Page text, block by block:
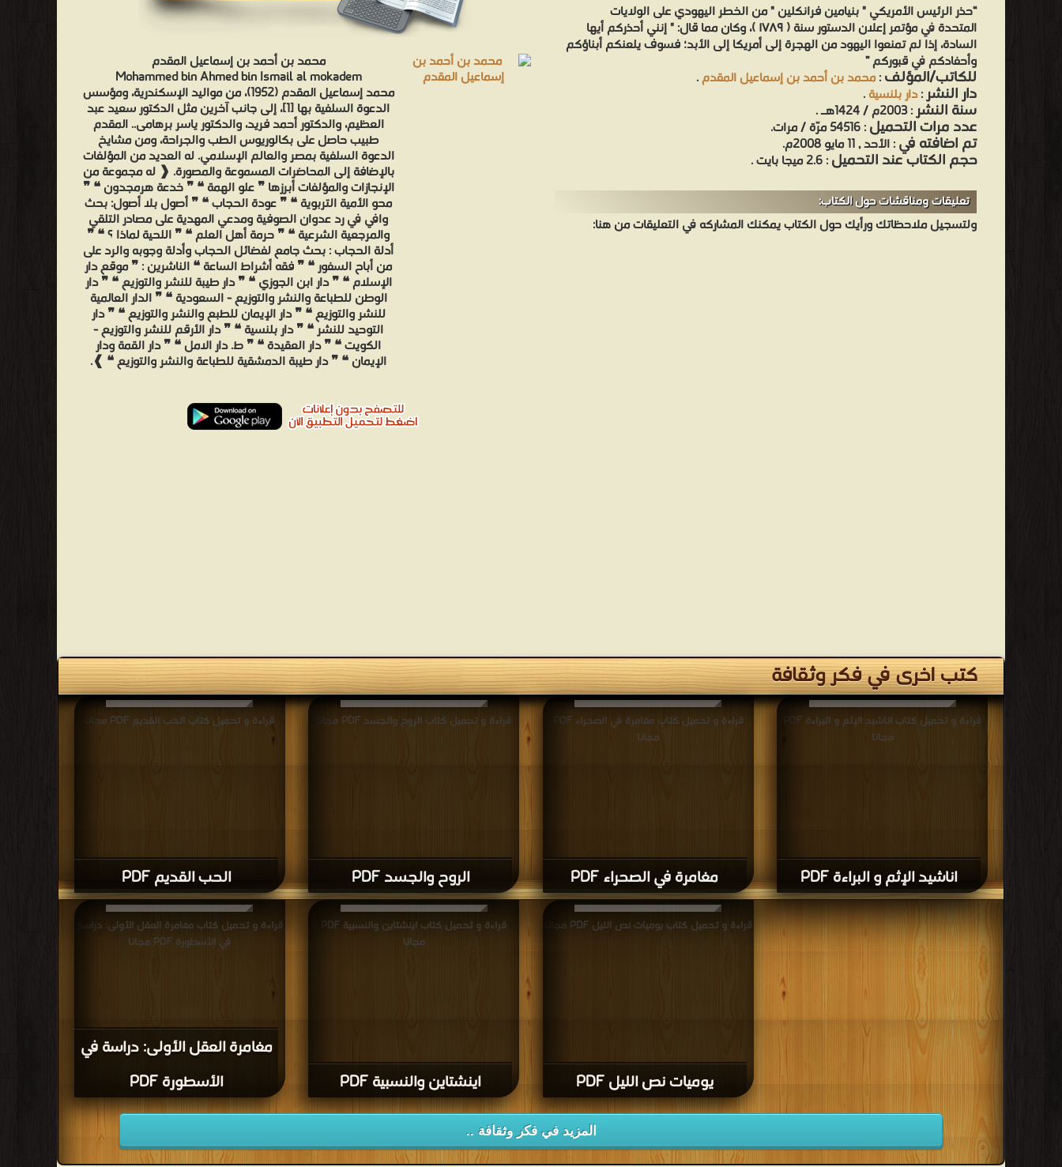
“حذر الرئيس الأمريكي " بنيامين فرانكلين " من الخطر اليهودي على الولايات
المتحدة في مؤتمر إعلان الدستور سنة ( ١٧٨٩ )، وكان مما قال: " إنني أحذركم أيها
السادة، إذا لم تمنعوا اليهود من الهجرة إلى أمريكا إلى الأبد؛ فسوف يلعنكم أبناؤكم
وأحفادكم في قبوركم ”
للكاتب/المؤلف:محمد بن أحمد بن إسماعيل المقدم.
دار النشر:دار بلنسية.
سنة النشر: 2003م / 1424هـ .
عدد مرات التحميل: 54516 مرّة / مرات.
تم اضافته في: الأحد , 11 مايو 2008م.
حجم الكتاب عند التحميل: 2.6 ميجا بايت .
تعليقات ومناقشات حول الكتاب:
ولتسجيل ملاحظاتك ورأيك حول الكتاب يمكنك المشاركه في التعليقات من هنا:
محمد بن أحمد بن إسماعيل المقدم
Mohammed bin Ahmed bin Ismail al mokadem
محمد إسماعيل المقدم (1952)، من مواليد الإسكندرية، ومؤسس
الدعوة السلفية بها [1]، إلى جانب آخرين مثل الدكتور سعيد عبد
العظيم، والدكتور أحمد فريد، والدكتور ياسر برهامى.. المقدم
طبيب حاصل على بكالوريوس الطب والجراحة، ومن مشايخ
الدعوة السلفية بمصر والعالم الإسلامي. له العديد من المؤلفات
بالإضافة إلى المحاضرات المسموعة والمصورة. ❰ له مجموعة من
الإنجازات والمؤلفات أبرزها ❞ علو الهمة ❝ ❞ خدعة هرمجدون ❝ ❞
محو الأمية التربوية ❝ ❞ عودة الحجاب ❝ ❞ أصول بلا أصول: بحث
وافي في رد عدوان الصوفية ومدعي المهدية على مصادر التلقي
والمرجعية الشرعية ❝ ❞ حرمة أهل العلم ❝ ❞ اللحية لماذا ؟ ❝ ❞
أدلة الحجاب : بحث جامع لفضائل الحجاب وأدلة وجوبه والرد على
من أباح السفور ❝ ❞ فقه أشراط الساعة ❝ الناشرين : ❞ موقع دار
الإسلام ❝ ❞ دار ابن الجوزي ❝ ❞ دار طيبة للنشر والتوزيع ❝ ❞ دار
الوطن للطباعة والنشر والتوزيع - السعودية ❝ ❞ الدار العالمية
للنشر والتوزيع ❝ ❞ دار الإيمان للطبع والنشر والتوزيع ❝ ❞ دار
التوحيد للنشر ❝ ❞ دار بلنسية ❝ ❞ دار الأرقم للنشر والتوزيع -
الكويت ❝ ❞ دار العقيدة ❝ ❞ ط. دار الامل ❝ ❞ دار القمة ودار
الإيمان ❝ ❞ دار طيبة الدمشقية للطباعة والنشر والتوزيع ❝ ❱.
كتب اخرى في فكر وثقافة
الحب القديم PDF
قراءة و تحميل كتاب الحب القديم PDF مجانا
الروح والجسد PDF
قراءة و تحميل كتاب الروح والجسد PDF مجانا
مغامرة في الصحراء PDF
قراءة و تحميل كتاب مغامرة في الصحراء PDF
مجانا
اناشيد الإثم و البراءة PDF
قراءة و تحميل كتاب اناشيد الإثم و البراءة PDF
مجانا
مغامرة العقل الأولى: دراسة في
الأسطورة PDF
قراءة و تحميل كتاب مغامرة العقل الأولى: دراسة
في الأسطورة PDF مجانا
اينشتاين والنسبية PDF
قراءة و تحميل كتاب اينشتاين والنسبية PDF
مجانا
يوميات نص الليل PDF
قراءة و تحميل كتاب يوميات نص الليل PDF مجانا
المزيد في فكر وثقافة ..